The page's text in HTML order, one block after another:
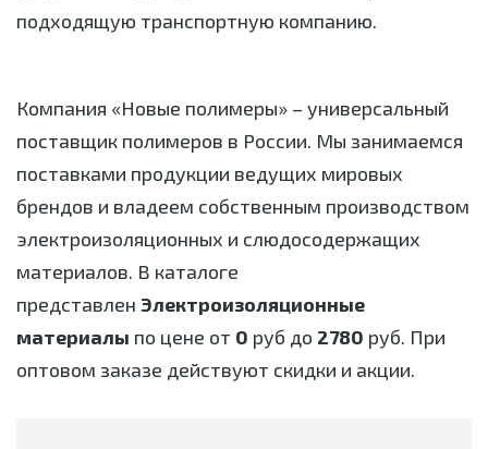
подходящую транспортную компанию.
Компания «Новые полимеры» – универсальный
поставщик полимеров в России. Мы занимаемся
поставками продукции ведущих мировых
брендов и владеем собственным производством
электроизоляционных и слюдосодержащих
материалов. В каталоге
представлен Электроизоляционные
материалы по цене от 0 руб до 2780 руб. При
оптовом заказе действуют скидки и акции.